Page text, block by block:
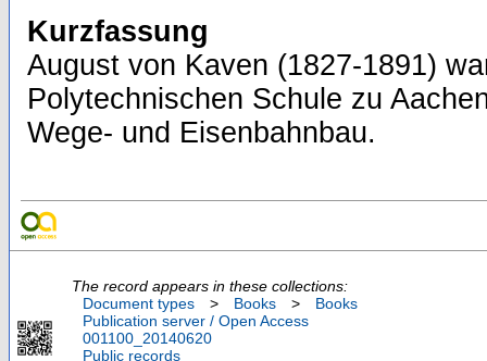
Kurzfassung
August von Kaven (1827-1891)
Polytechnischen Schule zu
Wege- und Eisenbahnbau.
The record appears in these collections:
Document types
> Books >
Books
Publication server / Open Access
001100_20140620
Public records